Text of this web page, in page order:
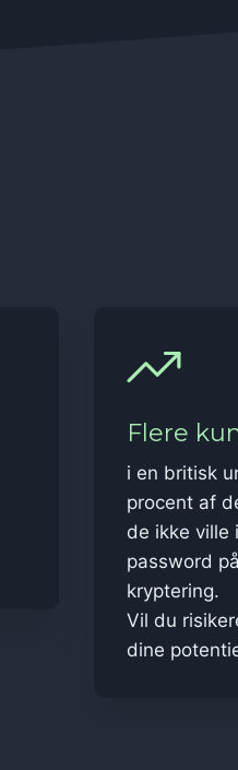
Flere
i en britisk
procent af
de ikke ville
password
kryptering.
Vil du
dine